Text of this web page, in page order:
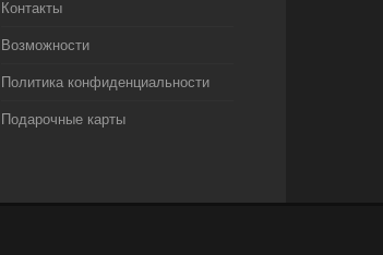
Контакты
Возможности
Политика конфиденциальности
Подарочные карты